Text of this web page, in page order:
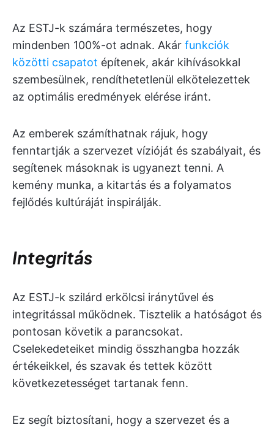
Az ESTJ-k számára természetes, hogy
mindenben 100%-ot adnak. Akár funkciók
közötti csapatot építenek, akár kihívásokkal
szembesülnek, rendíthetetlenül elkötelezettek
az optimális eredmények elérése iránt.
Az emberek számíthatnak rájuk, hogy
fenntartják a szervezet vízióját és szabályait, és
segítenek másoknak is ugyanezt tenni. A
kemény munka, a kitartás és a folyamatos
fejlődés kultúráját inspirálják.
Integritás
Az ESTJ-k szilárd erkölcsi iránytűvel és
integritással működnek. Tisztelik a hatóságot és
pontosan követik a parancsokat.
Cselekedeteiket mindig összhangba hozzák
értékeikkel, és szavak és tettek között
következetességet tartanak fenn.
Ez segít biztosítani, hogy a szervezet és a